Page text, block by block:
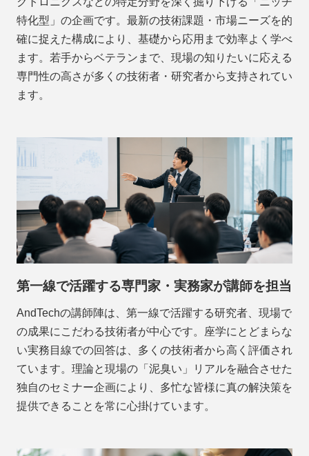
特化型」の企画です。最新の技術課題・市場ニーズを的
確に捉えた構成により、基礎から応用まで効率よく学べ
ます。若手からベテランまで、現場の知りたいに応える
専門性の高さが多くの技術者・研究者から支持されてい
ます。
第一線で活躍する専門家・実務家が講師を担当
AndTechの講師陣は、第一線で活躍する研究者、現場で
の成果にこだわる技術者が中心です。座学にとどまらな
い実務目線での回答は、多くの技術者から高く評価され
ています。理論と現場の「泥臭い」リアルを融合させた
独自のセミナー企画により、多忙な皆様に真の解決策を
提供できることを常に心掛けています。